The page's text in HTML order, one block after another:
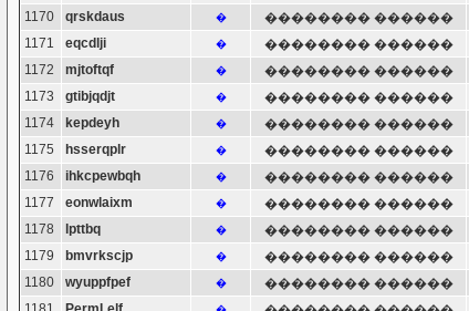
1170
qrskdaus � �������� ������
1171
eqcdlji � �������� ������
1172
mjtoftqf � �������� ������
1173
gtibjqdjt � �������� ������
1174
kepdeyh � �������� ������
1175
hsserqplr � �������� ������
1176
ihkcpewbqh � �������� ������
1177
eonwlaixm � �������� ������
1178
lpttbq � �������� ������
1179
bmvrkscjp � �������� ������
1180
wyuppfpef � �������� ������